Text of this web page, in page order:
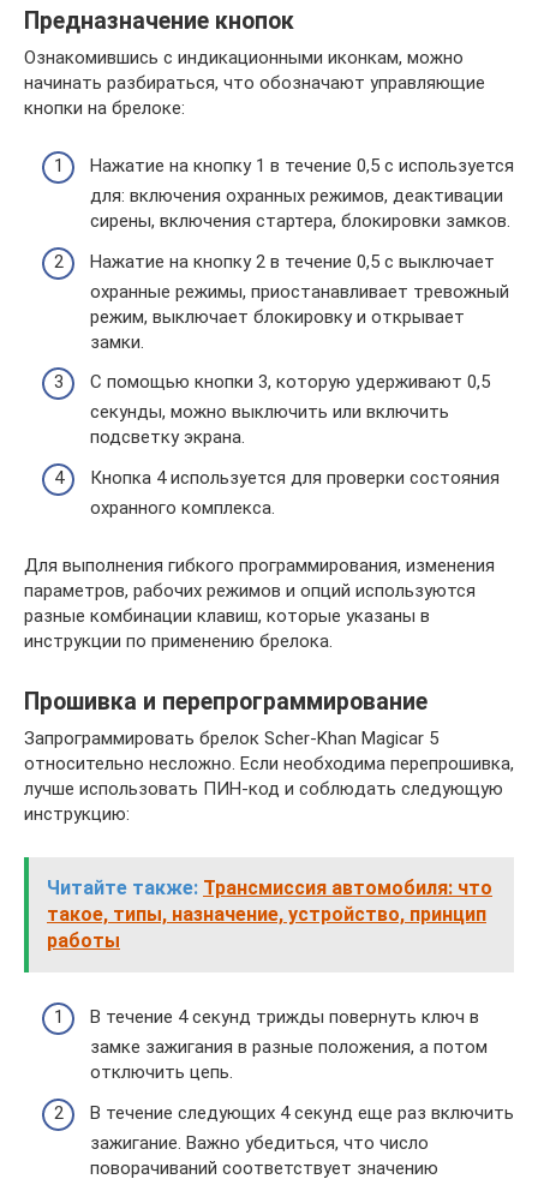
Предназначение кнопок
Ознакомившись с индикационными иконкам, можно
начинать разбираться, что обозначают управляющие
кнопки на брелоке:
Нажатие на кнопку 1 в течение 0,5 с используется
для: включения охранных режимов, деактивации
сирены, включения стартера, блокировки замков.
Нажатие на кнопку 2 в течение 0,5 с выключает
охранные режимы, приостанавливает тревожный
режим, выключает блокировку и открывает
замки.
С помощью кнопки 3, которую удерживают 0,5
секунды, можно выключить или включить
подсветку экрана.
Кнопка 4 используется для проверки состояния
охранного комплекса.
Для выполнения гибкого программирования, изменения
параметров, рабочих режимов и опций используются
разные комбинации клавиш, которые указаны в
инструкции по применению брелока.
Прошивка и перепрограммирование
Запрограммировать брелок Scher-Khan Magicar 5
относительно несложно. Если необходима перепрошивка,
лучше использовать ПИН-код и соблюдать следующую
инструкцию:
Читайте также: Трансмиссия автомобиля: что
такое, типы, назначение, устройство, принцип
работы
В течение 4 секунд трижды повернуть ключ в
замке зажигания в разные положения, а потом
отключить цепь.
В течение следующих 4 секунд еще раз включить
зажигание. Важно убедиться, что число
поворачиваний соответствует значению